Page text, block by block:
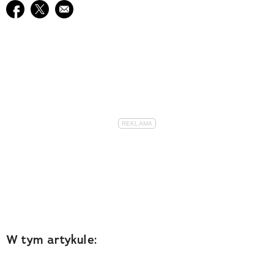
Udostępnij na facebook
Udostępnij na twitter
E-mail do przyjaciela
W tym artykule: